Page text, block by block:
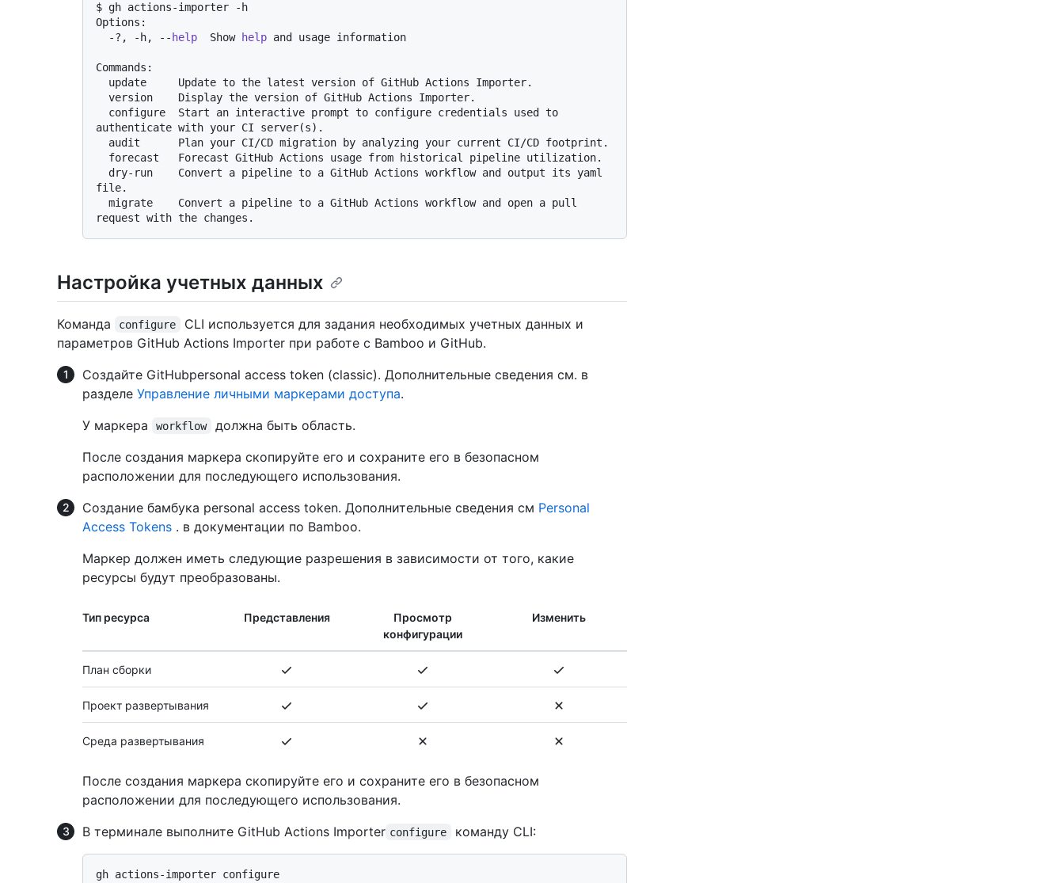
$ gh actions-importer -h
Options:
  -?, -h, --
help
  Show
help and usage information
Commands:
authenticate with your CI server(s).
file.
Настройка учетных данных
Команда configure
CLI используется для задания необходимых учетных данных и
параметров GitHub Actions Importer при работе с Bamboo и GitHub.
Создайте GitHubpersonal access token (classic). Дополнительные сведения см. в
разделе Управление личными маркерами доступа.
У маркера
workflow
должна быть область.
После создания маркера скопируйте его и сохраните его в безопасном
расположении для последующего использования.
Создание бамбука personal access token. Дополнительные сведения см Personal
Access Tokens . в документации по Bamboo.
Маркер должен иметь следующие разрешения в зависимости от того, какие
ресурсы будут преобразованы.
Тип ресурса Представления
Просмотр
конфигурации
Изменить
План сборки
Проект развертывания
Среда развертывания
После создания маркера скопируйте его и сохраните его в безопасном
расположении для последующего использования.
В терминале выполните GitHub Actions Importer configure команду CLI: